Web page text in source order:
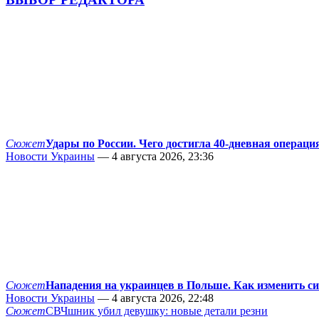
СюжетУдары по России. Чего достигла 40-дневная
Новости Украины — 4 августа 2026, 23:36
СюжетНападения на украинцев в Польше. Как изменить
Новости Украины — 4 августа 2026, 22:48
СюжетСВЧшник убил девушку: новые детали резни